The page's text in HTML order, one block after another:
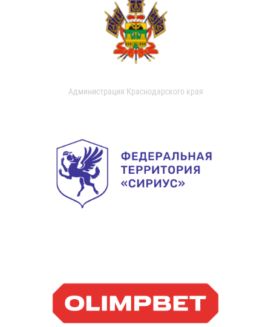
Администрация Краснодарского края